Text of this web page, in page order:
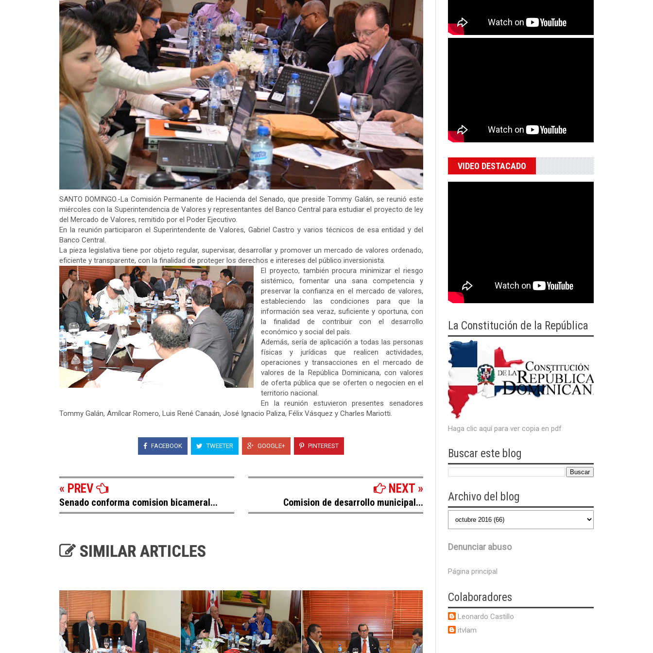
SANTO DOMINGO.-La Comisión Permanente de Hacienda del Senado, que preside Tommy Galán, se reunió este
miércoles con la Superintendencia de Valores y representantes del Banco Central para estudiar el proyecto de ley
del Mercado de Valores, remitido por el Poder Ejecutivo.
En la reunión participaron el Superintendente de Valores, Gabriel Castro y varios técnicos de esa entidad y del
Banco Central.
La pieza legislativa tiene por objeto regular, supervisar, desarrollar y promover un mercado de valores ordenado,
eficiente y transparente, con la finalidad de proteger los derechos e intereses del público inversionista.
El proyecto, también procura minimizar el riesgo
sistémico, fomentar una sana competencia y
preservar la confianza en el mercado de valores,
estableciendo las condiciones para que la
información sea veraz, suficiente y oportuna, con
la finalidad de contribuir con el desarrollo
económico y social del país.
Además, sería de aplicación a todas las personas
físicas y jurídicas que realicen actividades,
operaciones y transacciones en el mercado de
valores de la República Dominicana, con valores
de oferta pública que se oferten o negocien en el
territorio nacional.
En la reunión estuvieron presentes senadores
Tommy Galán, Amílcar Romero, Luis René Canaán, José Ignacio Paliza, Félix Vásquez y Charles Mariotti.
FACEBOOK TWEETER GOOGLE+ PINTEREST
« PREV
Senado conforma comision bicameral...
NEXT »
Comision de desarrollo municipal...
SIMILAR ARTICLES
VIDEO DESTACADO
La Constitución de la República
Haga clic aquí para ver copia en pdf
Buscar este blog
Archivo del blog
Denunciar abuso
Página principal
Colaboradores
Leonardo Castillo
itvlam